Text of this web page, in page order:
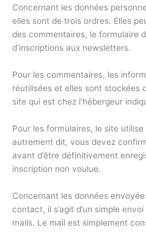
Concernant les données
elles sont de trois ordres. Elles
des commentaires, le formulaire
d’inscriptions aux newsletters.
Pour les commentaires, les
réutilisées et elles sont stockées
site qui est chez l’hébergeur
Pour les formulaires, le site
autrement dit, vous devez
avant d’être définitivement
inscription non voulue.
Concernant les données
contact, il s’agit d’un simple
mails. Le mail est simplement